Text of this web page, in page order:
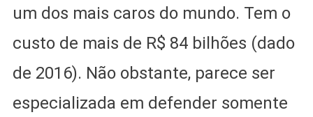
um dos mais caros do mundo. Tem o
custo de mais de R$ 84 bilhões (dado
de 2016). Não obstante, parece ser
especializada em defender somente